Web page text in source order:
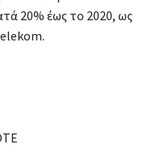
20% έως το 2020, ως